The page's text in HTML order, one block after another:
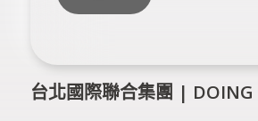
台北國際聯合集團 |